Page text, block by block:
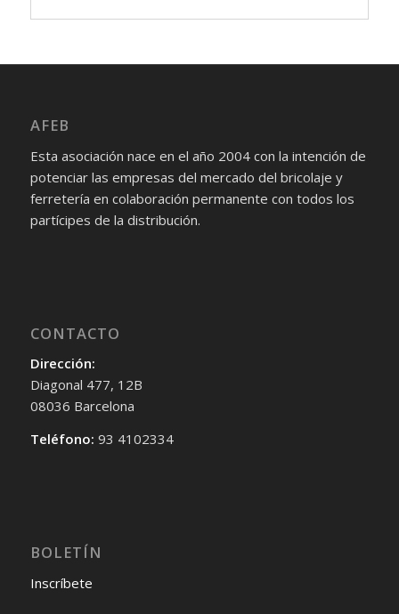
AFEB
Esta asociación nace en el año 2004 con la intención de
potenciar las empresas del mercado del bricolaje y
ferretería en colaboración permanente con todos los
partícipes de la distribución.
CONTACTO
Dirección:
Diagonal 477, 12B
08036 Barcelona
Teléfono: 93 4102334
BOLETÍN
Inscríbete